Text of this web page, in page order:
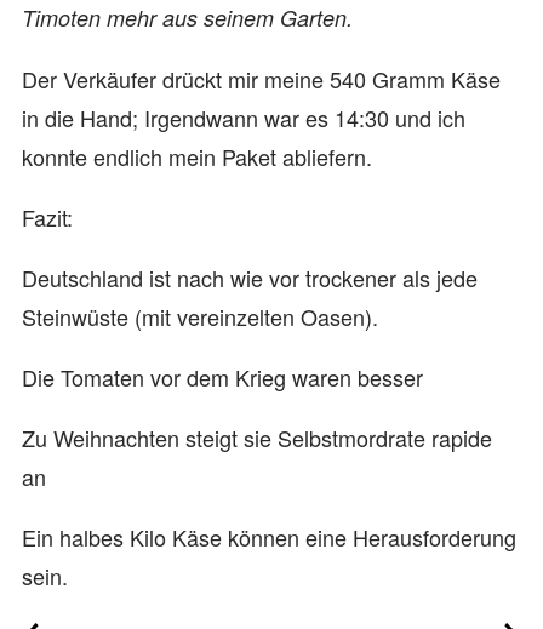
Timoten mehr aus seinem Garten.
Der Verkäufer drückt mir meine 540 Gramm Käse
in die Hand; Irgendwann war es 14:30 und ich
konnte endlich mein Paket abliefern.
Fazit:
Deutschland ist nach wie vor trockener als jede
Steinwüste (mit vereinzelten Oasen).
Die Tomaten vor dem Krieg waren besser
Zu Weihnachten steigt sie Selbstmordrate rapide
an
Ein halbes Kilo Käse können eine Herausforderung
sein.